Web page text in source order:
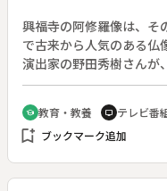
興福寺の阿修羅像は、そ
で古来から人気のある仏
演出家の野田秀樹さん
と人々に釈迦の説法を聞
ところが説法を聞いてい
それから釈迦を守る守護
若々しい顔は、仏門に帰
school 教育・教養 tv テレビ番
bookmark_add ブックマーク追加